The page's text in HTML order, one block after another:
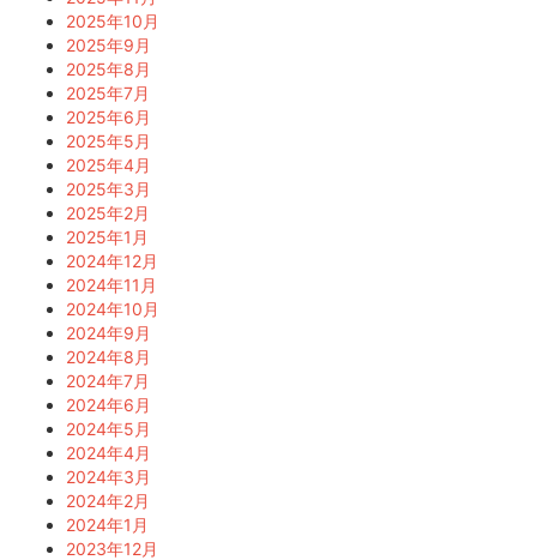
2025年10月
2025年9月
2025年8月
2025年7月
2025年6月
2025年5月
2025年4月
2025年3月
2025年2月
2025年1月
2024年12月
2024年11月
2024年10月
2024年9月
2024年8月
2024年7月
2024年6月
2024年5月
2024年4月
2024年3月
2024年2月
2024年1月
2023年12月